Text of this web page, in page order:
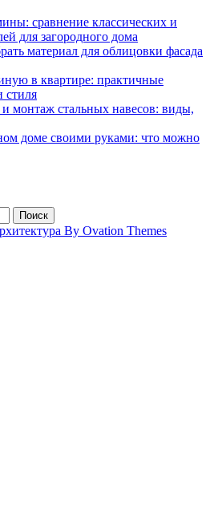
сравнение классических и
для загородного дома
материал для облицовки фасада
в квартире: практичные
стиля
монтаж стальных навесов: виды,
доме своими руками: что можно
Поиск
By Ovation Themes